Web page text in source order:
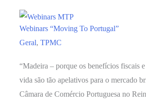
sempre
conseguir
ler
Webinars “Moving To Portugal”
Geral, TPMC
“Madeira – porque os benefícios fiscais
vida são tão apelativos para o mercado
Câmara de Comércio Portuguesa no